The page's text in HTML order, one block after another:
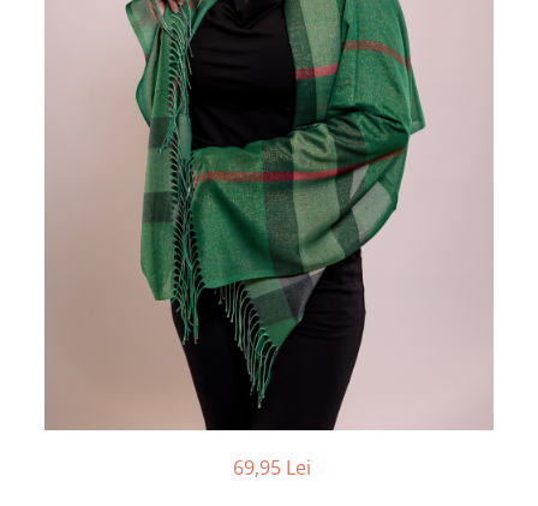
69,95 Lei